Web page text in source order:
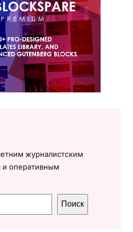
журналистским
и оперативным
Поиск